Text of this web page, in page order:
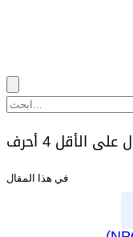
في هذا المقال